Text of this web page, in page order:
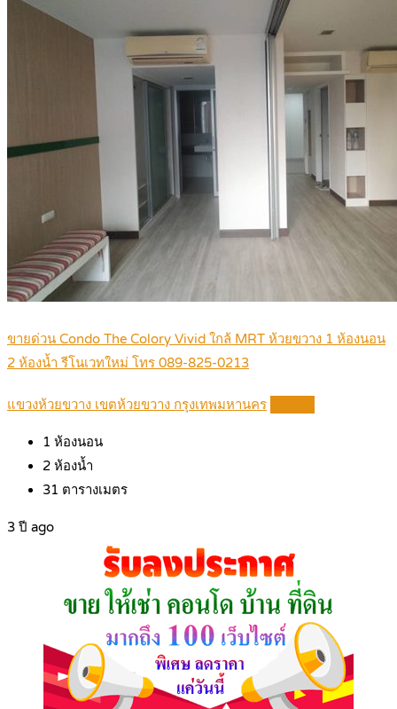
ขายด่วน Condo The Colory Vivid ใกล้ MRT ห้วยขวาง 1 ห้องนอน
2 ห้องน้ำ รีโนเวทใหม่ โทร 089-825-0213
แขวงห้วยขวาง เขตห้วยขวาง กรุงเทพมหานคร
1 ห้องนอน
2 ห้องน้ำ
31 ตารางเมตร
3 ปี ago